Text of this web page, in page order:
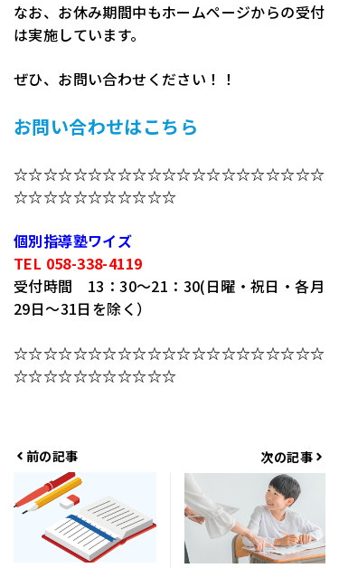
なお、お休み期間中もホームページからの受付
は実施しています。
ぜひ、お問い合わせください！！
お問い合わせはこちら
☆☆☆☆☆☆☆☆☆☆☆☆☆☆☆☆☆☆☆☆☆
☆☆☆☆☆☆☆☆☆☆☆
個別指導塾ワイズ
TEL 058-338-4119
受付時間 13：30～21：30(日曜・祝日・各月
29日～31日を除く）
☆☆☆☆☆☆☆☆☆☆☆☆☆☆☆☆☆☆☆☆☆
☆☆☆☆☆☆☆☆☆☆☆
前の記事 次の記事